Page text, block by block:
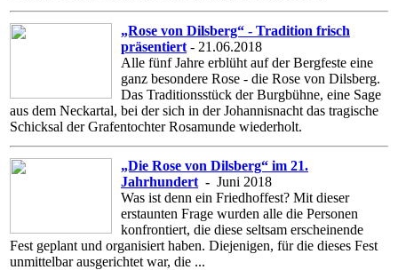
„Rose von Dilsberg“ - Tradition frisch
präsentiert - 21.06.2018
Alle fünf Jahre erblüht auf der Bergfeste eine
ganz besondere Rose - die Rose von Dilsberg.
Das Traditionsstück der Burgbühne, eine Sage
aus dem Neckartal, bei der sich in der Johannisnacht das tragische
Schicksal der Grafentochter Rosamunde wiederholt.
„Die Rose von Dilsberg“ im 21.
Jahrhundert - Juni 2018
Was ist denn ein Friedhoffest? Mit dieser
erstaunten Frage wurden alle die Personen
konfrontiert, die diese seltsam erscheinende
Fest geplant und organisiert haben. Diejenigen, für die dieses Fest
unmittelbar ausgerichtet war, die ...